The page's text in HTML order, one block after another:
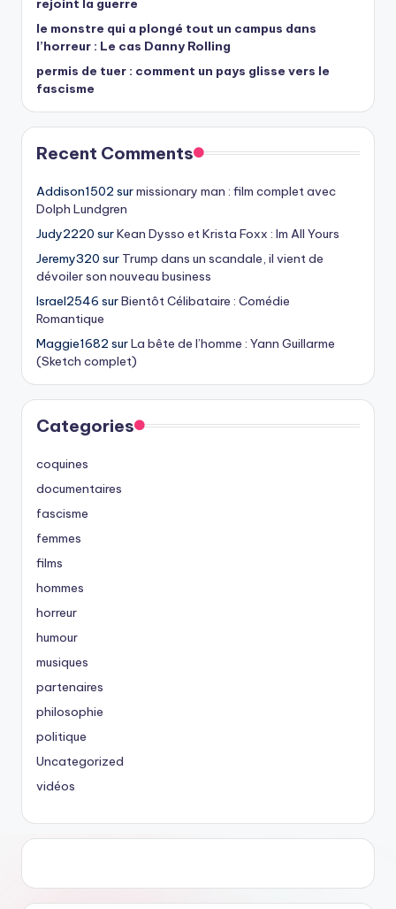
rejoint la guerre
le monstre qui a plongé tout un campus dans
l’horreur : Le cas Danny Rolling
permis de tuer : comment un pays glisse vers le
fascisme
Recent Comments
Addison1502 surmissionary man : film complet avec
Dolph Lundgren
Judy2220 surKean Dysso et Krista Foxx : Im All Yours
Jeremy320 sur Trump dans un scandale, il vient de
dévoiler son nouveau business
Israel2546 surBientôt Célibataire : Comédie
Romantique
Maggie1682 surLa bête de l’homme : Yann Guillarme
(Sketch complet)
Categories
coquines
documentaires
fascisme
femmes
films
hommes
horreur
humour
musiques
partenaires
philosophie
politique
Uncategorized
vidéos